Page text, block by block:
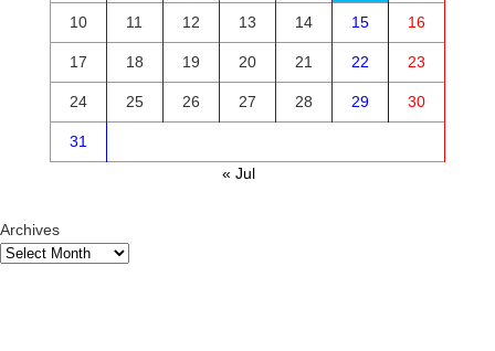
10 11 12 13 14 15 16
17 18 19 20 21 22 23
24 25 26 27 28 29 30
31
« Jul
Archives